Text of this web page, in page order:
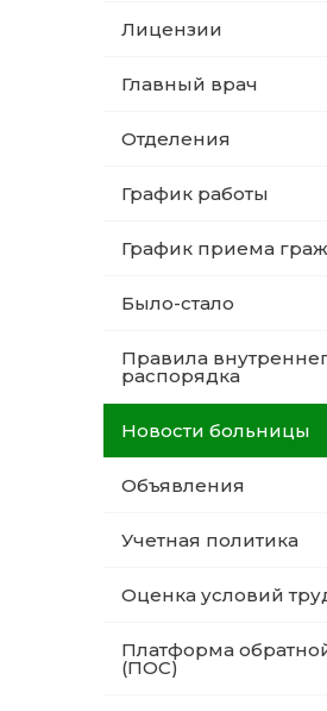
Лицензии
Главный врач
Отделения
График работы
График приема
Было-стало
Правила
распорядка
Новости больницы
Объявления
Учетная политика
Оценка условий
Платформа
(ПОС)